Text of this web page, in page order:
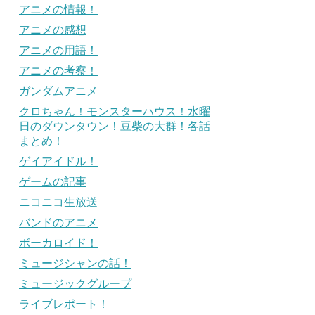
アニメの情報！
アニメの感想
アニメの用語！
アニメの考察！
ガンダムアニメ
クロちゃん！モンスターハウス！水曜
日のダウンタウン！豆柴の大群！各話
まとめ！
ゲイアイドル！
ゲームの記事
ニコニコ生放送
バンドのアニメ
ボーカロイド！
ミュージシャンの話！
ミュージックグループ
ライブレポート！